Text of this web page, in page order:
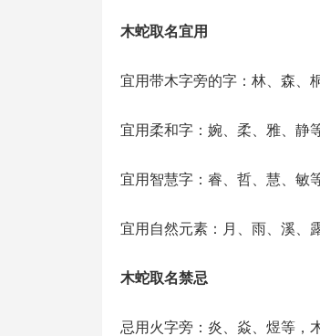
木蛇取名宜用
宜用带木字旁的字：林、森、
宜用柔和字：婉、柔、雅、静
宜用智慧字：睿、哲、慧、敏
宜用自然元素：月、雨、溪、
木蛇取名禁忌
忌用火字旁：炎、焱、煜等，